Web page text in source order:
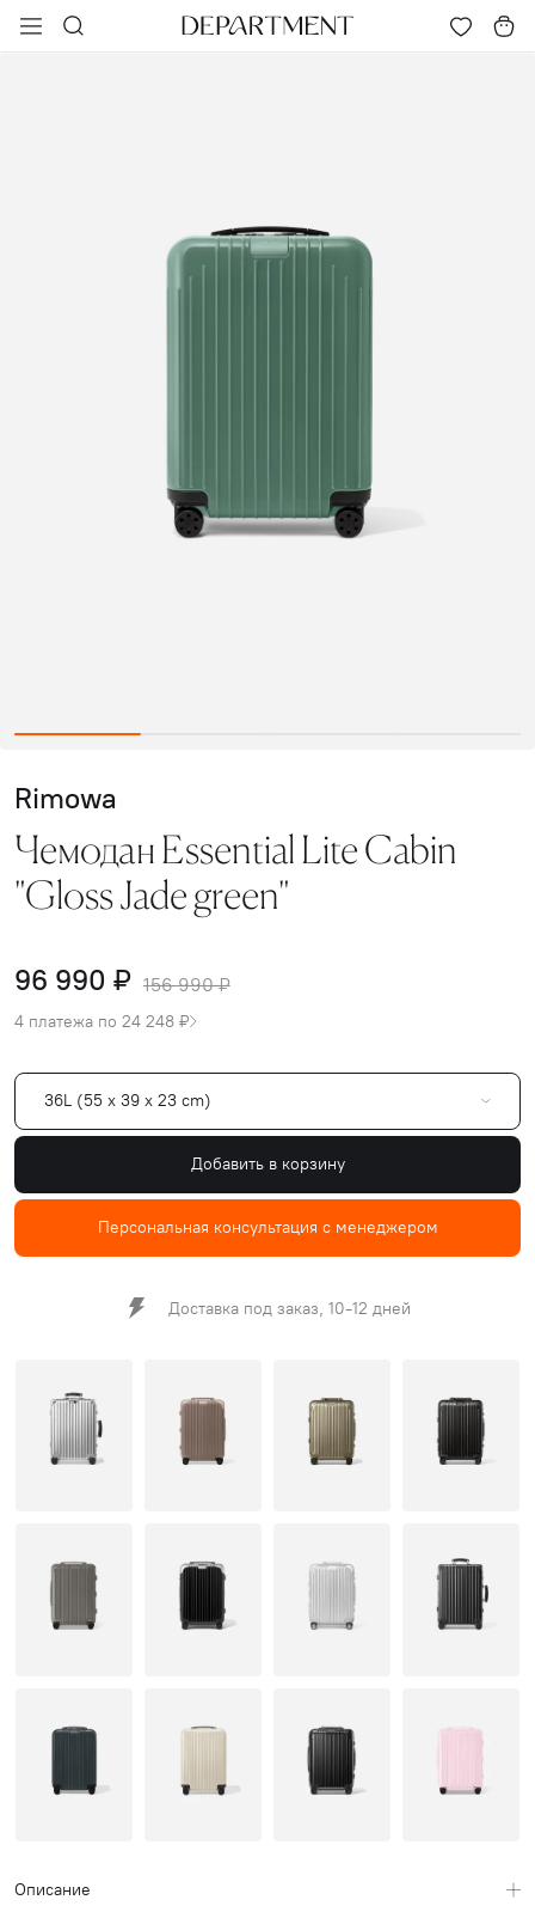
Rimowa
Чемодан Essential Lite Cabin
"Gloss Jade green"
96 990 ₽ 156 990 ₽
4 платежа по 24 248 ₽
36L (55 x 39 x 23 cm)
Добавить в корзину
Персональная консультация с менеджером
Доставка под заказ, 10-12 дней
Описание